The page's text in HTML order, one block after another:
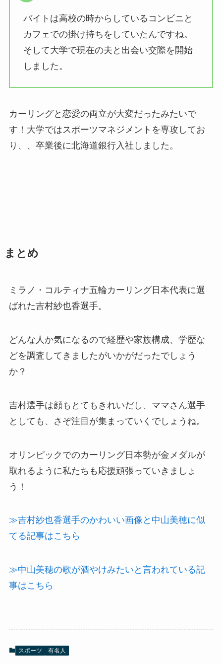
バイトは高校の時からしているコンビニと
カフェでの掛け持ちをしていたんですね。
そして大学で現在の夫と出会い交際を開始
しました。
カーリングと恋愛の両立が大変だったみたいで
す！大学ではスポーツマネジメントを専攻してお
り、、卒業後に北海道銀行入社しました。
まとめ
ミラノ・コルティナ五輪カーリング日本代表に選
ばれた吉村紗也香選手。
どんな人か気になるので経歴や家族構成、学歴な
どを調査してきましたがいかがだったでしょう
か？
吉村選手は顔もとてもきれいだし、ママさん選手
としても、さぞ注目が集まっていくでしょうね。
オリンピックでのカーリング日本勢が金メダルが
取れるように私たちも応援頑張っていきましょ
う！
≫吉村紗也香選手のかわいい画像と中山美穂に似
てる記事はこちら
≫中山美穂の歌が酒やけみたいと言われている記
事はこちら
スポーツ 有名人